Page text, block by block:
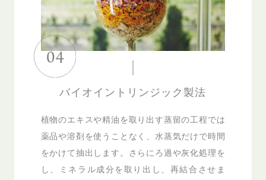
バイオイントリンジック製法
植物のエキスや精油を取り出す蒸留の工程では
薬品や溶剤を使うことなく、水蒸気だけで時間
をかけて抽出します。さらにろ過や灰化処理を
し、ミネラル成分を取り出し、再結合させま